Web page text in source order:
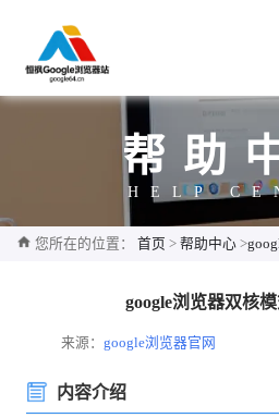
帮助
HELP
您所在的位置： 首页 > 帮助中心 >
google浏览器双核
来源：google浏览器官网
内容介绍